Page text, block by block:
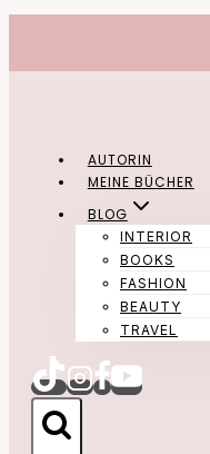
springen
AUTORIN
MEINE BÜCHER
BLOG
INTERIOR
BOOKS
FASHION
BEAUTY
TRAVEL